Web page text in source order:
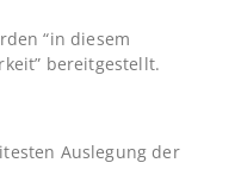
“in diesem
bereitgestellt.
Auslegung der